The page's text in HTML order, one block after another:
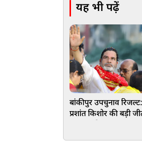
यह भी पढ़ें
बांकीपुर उपचुनाव रिजल्ट:
प्रशांत किशोर की बड़ी